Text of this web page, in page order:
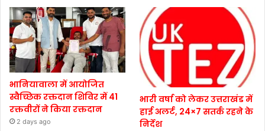
भानियावाला में आयोजित
स्वैच्छिक रक्तदान शिविर में 41
रक्तवीरों ने किया रक्तदान
2 days ago
भारी वर्षा को लेकर उत्तराखंड में
हाई अलर्ट, 24×7 सतर्क रहने के
निर्देश